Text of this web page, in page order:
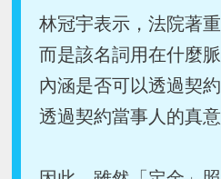
林冠宇表示，法院著
而是該名詞用在什麼
內涵是否可以透過契
透過契約當事人的真意